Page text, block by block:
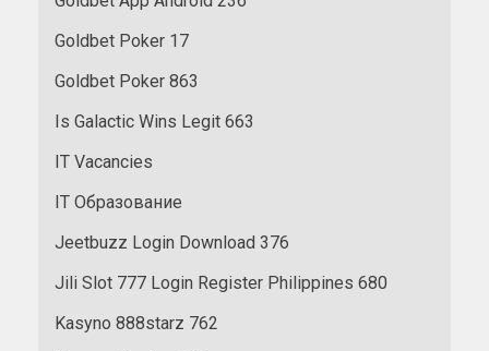
Goldbet Poker 17
Goldbet Poker 863
Is Galactic Wins Legit 663
IT Vacancies
IT Образование
Jeetbuzz Login Download 376
Jili Slot 777 Login Register Philippines 680
Kasyno 888starz 762